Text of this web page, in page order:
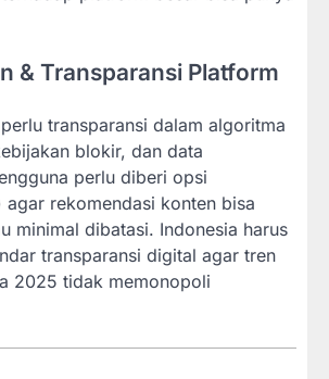
& Transparansi Platform
transparansi dalam algoritma
blokir, dan data
perlu diberi opsi
agar rekomendasi konten bisa
minimal dibatasi. Indonesia harus
transparansi digital agar tren
2025 tidak memonopoli